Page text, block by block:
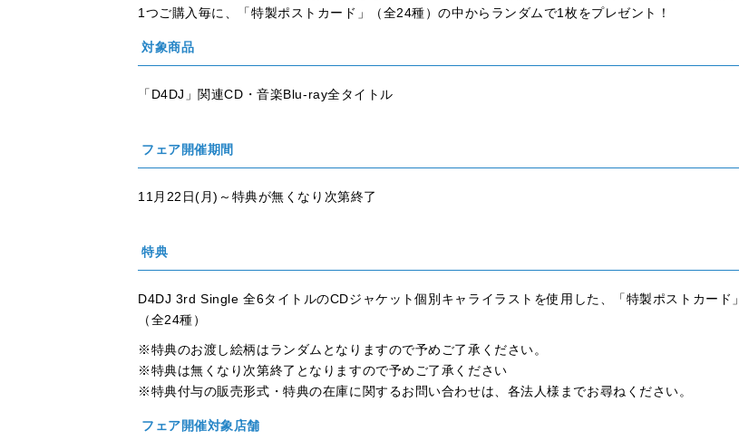
1つご購入毎に、
「特製ポストカード」（全24種）の中からランダムで1枚をプレゼント！
対象商品
「D4DJ」関連CD・音楽Blu-ray全タイトル
フェア開催期間
11月22日(月)～特典が無くなり次第終了
特典
D4DJ 3rd Single 全6タイトルのCDジャケット個別キャライラストを使用した、「特製ポストカード」
（全24種）
※特典のお渡し絵柄はランダムとなりますので予めご了承ください。
※特典は無くなり次第終了となりますので予めご了承ください
※特典付与の販売形式・特典の在庫に関するお問い合わせは、各法人様までお尋ねください。
フェア開催対象店舗